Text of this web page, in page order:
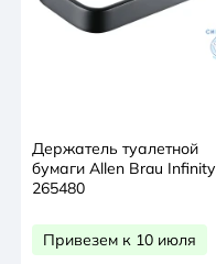
Держатель туалетной
бумаги Allen Brau Infinity
265480
Привезем к 10 июля